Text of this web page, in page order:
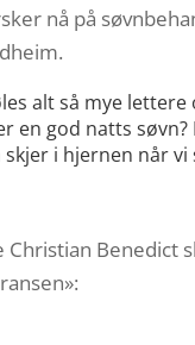
nå på
alt så mye lettere
en god natts søvn?
i hjernen når vi
Benedict